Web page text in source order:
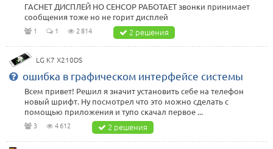
ГАСНЕТ ДИСПЛЕЙ НО СЕНСОР РАБОТАЕТ звонки принимает
сообщения тоже но не горит дисплей
1 1 2 814 2 решения
LG K7 X210DS
ошибка в графическом интерфейсе системы
Всем привет! Решил я значит установить себе на телефон
новый шрифт. Ну посмотрел что это можно сделать с
помощью приложения и тупо скачал первое ...
3 4 612 2 решения